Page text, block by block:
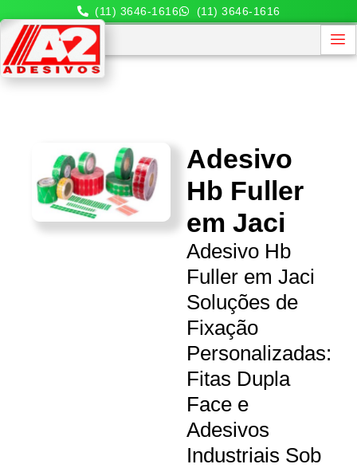
(11) 3646-1616 (11) 3646-1616
Adesivo
Hb Fuller
em Jaci
Adesivo Hb
Fuller em Jaci
Soluções de
Fixação
Personalizadas:
Fitas Dupla
Face e
Adesivos
Industriais Sob